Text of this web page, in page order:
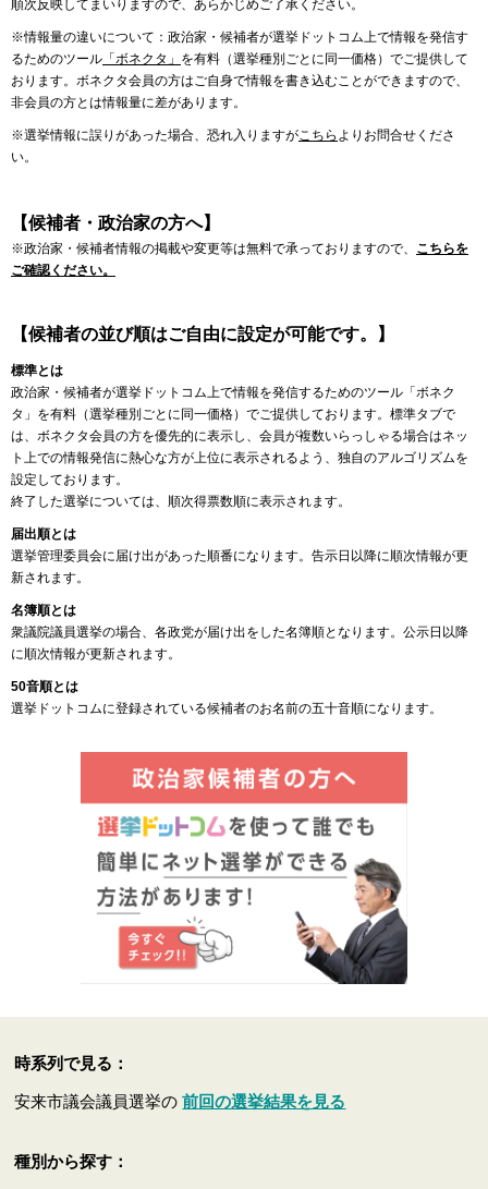
順次反映してまいりますので、あらかじめご了承ください。
※情報量の違いについて：政治家・候補者が選挙ドットコム上で情報を発信す
るためのツール 「ボネクタ」 を有料（選挙種別ごとに同一価格）でご提供して
おります。ボネクタ会員の方はご自身で情報を書き込むことができますので、
非会員の方とは情報量に差があります。
※選挙情報に誤りがあった場合、恐れ入りますがこちら よりお問合せくださ
い。
【候補者・政治家の方へ】
※政治家・候補者情報の掲載や変更等は無料で承っておりますので、 こちらを
ご確認ください。
【候補者の並び順はご自由に設定が可能です。】
標準とは
政治家・候補者が選挙ドットコム上で情報を発信するためのツール「ボネク
タ」を有料（選挙種別ごとに同一価格）でご提供しております。標準タブで
は、ボネクタ会員の方を優先的に表示し、会員が複数いらっしゃる場合はネッ
ト上での情報発信に熱心な方が上位に表示されるよう、独自のアルゴリズムを
設定しております。
終了した選挙については、順次得票数順に表示されます。
届出順とは
選挙管理委員会に届け出があった順番になります。告示日以降に順次情報が更
新されます。
名簿順とは
衆議院議員選挙の場合、各政党が届け出をした名簿順となります。公示日以降
に順次情報が更新されます。
50音順とは
選挙ドットコムに登録されている候補者のお名前の五十音順になります。
時系列で見る：
安来市議会議員選挙の前回の選挙結果を見る
種別から探す：